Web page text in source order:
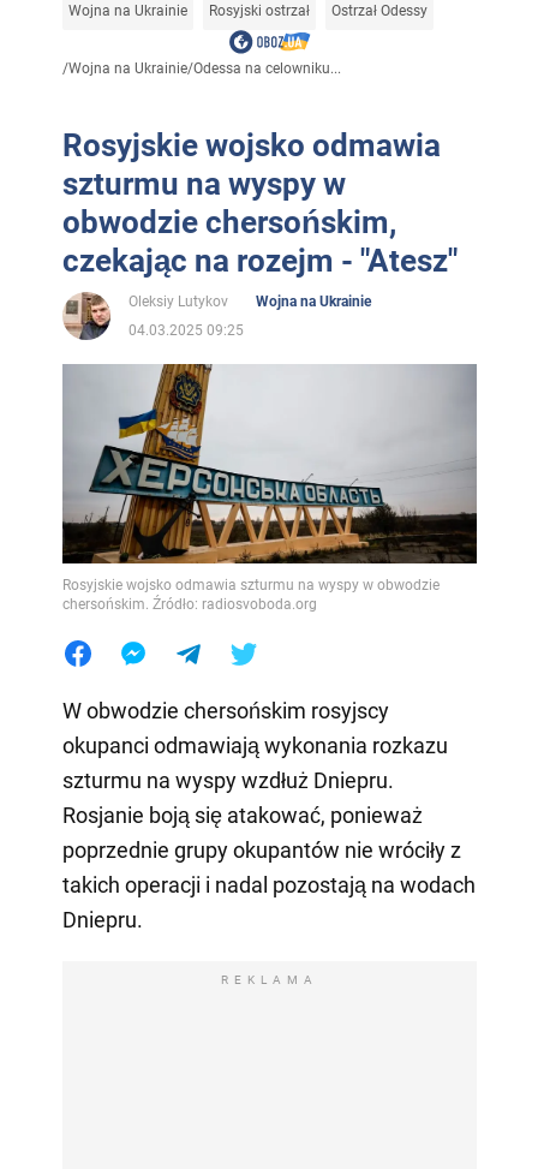
Wojna na Ukrainie Rosyjski ostrzał Ostrzał Odessy
/Wojna na Ukrainie/Odessa na celowniku...
Rosyjskie wojsko odmawia
szturmu na wyspy w
obwodzie chersońskim,
czekając na rozejm - "Atesz"
Oleksiy Lutykov
Wojna na Ukrainie
04.03.2025 09:25
Rosyjskie wojsko odmawia szturmu na wyspy w obwodzie
chersońskim. Źródło: radiosvoboda.org
W obwodzie chersońskim rosyjscy
okupanci odmawiają wykonania rozkazu
szturmu na wyspy wzdłuż Dniepru.
Rosjanie boją się atakować, ponieważ
poprzednie grupy okupantów nie wróciły z
takich operacji i nadal pozostają na wodach
Dniepru.
REKLAMA